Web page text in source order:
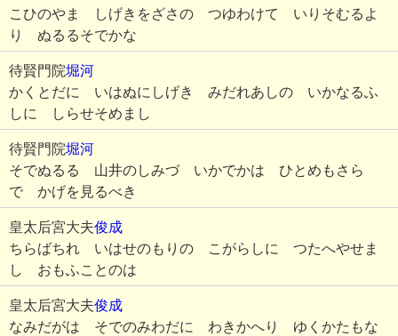
こひのやま しげきをざさの つゆわけて いりそむるよ
り ぬるるそでかな
待賢門院堀河
かくとだに いはぬにしげき みだれあしの いかなるふ
しに しらせそめまし
待賢門院堀河
そでぬるる 山井のしみづ いかでかは ひとめもさら
で かげを見るべき
皇太后宮大夫俊成
ちらばちれ いはせのもりの こがらしに つたへやせま
し おもふことのは
皇太后宮大夫俊成
なみだがは そでのみわだに わきかへり ゆくかたもな